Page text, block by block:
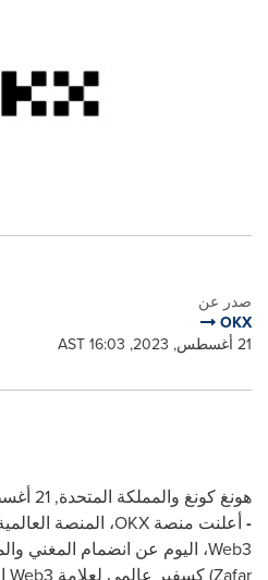
صدر عن
OKX
21 أغسطس, 2023, 16:03 AST
هونغ كونغ والمملكة المتحدة, 21 أغسطس 2023
-أعلنت منصة OKX، المنصة
Web3، اليوم عن انضمام المغني